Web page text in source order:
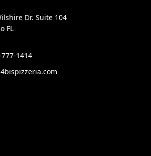
Dr. Suite 104
FL
1414